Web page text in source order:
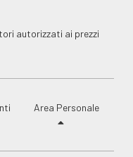
autorizzati ai prezzi
Area Personale